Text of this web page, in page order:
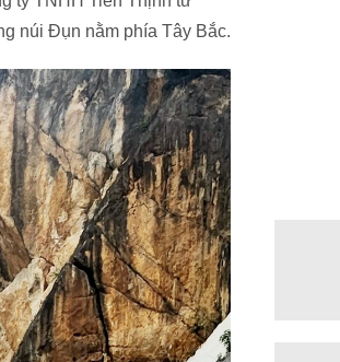
núi Đụn nằm phía Tây Bắc.